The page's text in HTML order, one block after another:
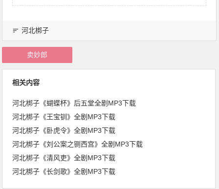
河北梆子
卖妙郎
相关内容
河北梆子《蝴蝶杯》后五堂全剧MP3下载
河北梆子《王宝钏》全剧MP3下载
河北梆子《卧虎令》全剧MP3下载
河北梆子《刘公案之铡西宫》全剧MP3下载
河北梆子《清风吏》全剧MP3下载
河北梆子《长剑歌》全剧MP3下载